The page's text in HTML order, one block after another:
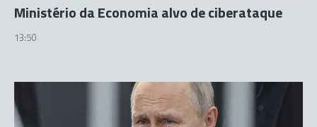
Ministério da Economia alvo de ciberataque
13:50